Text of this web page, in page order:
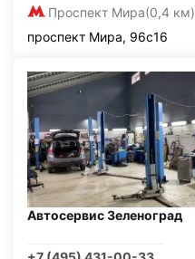
Проспект Мира(0,4 км)
проспект Мира, 96с16
Автосервис Зеленоград